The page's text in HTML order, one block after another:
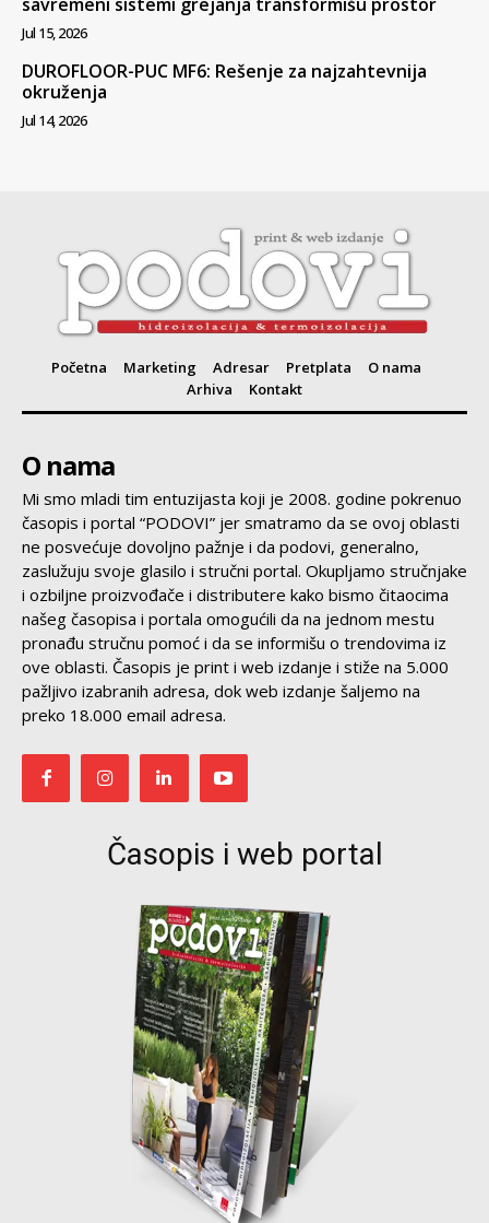
Jul 15, 2026
DUROFLOOR-PUC MF6: Rešenje za najzahtevnija
okruženja
Jul 14, 2026
Početna Marketing Adresar Pretplata
O nama
Arhiva
Kontakt
O nama
Mi smo mladi tim entuzijasta koji je 2008. godine pokrenuo
časopis i portal “PODOVI” jer smatramo da se ovoj oblasti
ne posvećuje dovoljno pažnje i da podovi, generalno,
zaslužuju svoje glasilo i stručni portal. Okupljamo stručnjake
i ozbiljne proizvođače i distributere kako bismo čitaocima
našeg časopisa i portala omogućili da na jednom mestu
pronađu stručnu pomoć i da se informišu o trendovima iz
ove oblasti. Časopis je print i web izdanje i stiže na 5.000
pažljivo izabranih adresa, dok web izdanje šaljemo na
preko 18.000 email adresa.
Časopis i web portal